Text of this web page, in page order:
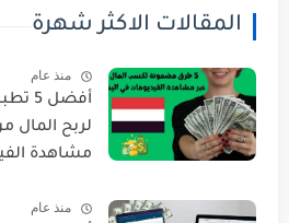
المقالات الاكثر شهرة
منذ عام
أفضل
لربح المال
مشاهدة
منذ عام